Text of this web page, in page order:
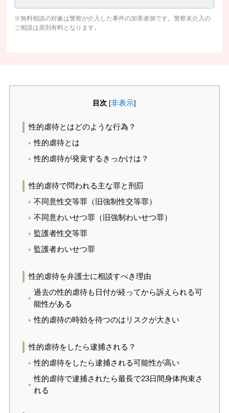
※無料相談の対象は警察が介入した事件の加害者側です。警察未介入の
ご相談は原則有料となります。
目次 [非表示]
性的虐待とはどのような行為？
性的虐待とは
性的虐待が発覚するきっかけは？
性的虐待で問われる主な罪と刑罰
不同意性交等罪（旧強制性交等罪）
不同意わいせつ罪（旧強制わいせつ罪）
監護者性交等罪
監護者わいせつ罪
性的虐待を弁護士に相談すべき理由
過去の性的虐待も日付が経ってから訴えられる可
能性がある
性的虐待の時効を待つのはリスクが大きい
性的虐待をしたら逮捕される？
性的虐待をしたら逮捕される可能性が高い
性的虐待で逮捕されたら最長で23日間身体拘束さ
れる